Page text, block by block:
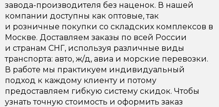
завода-производителя без наценок. В нашей
компании доступны как оптовые, так
и розничные покупки со складских комплексов в
Москве. Доставляем заказы по всей России
и странам СНГ, используя различные виды
транспорта: авто, ж/д, авиа и морские перевозки.
В работе мы практикуем индивидуальный
подход к каждому клиенту и потому
предоставляем гибкую систему скидок. Чтобы
узнать точную стоимость и оформить заказ